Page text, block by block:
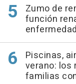
Zumo de
función
Piscinas,
verano: los
familias